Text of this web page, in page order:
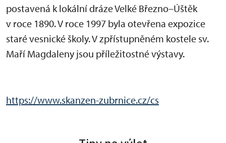
postavená k lokální dráze Velké Březno–Úštěk
v roce 1890. V roce 1997 byla otevřena expozice
staré vesnické školy. V zpřístupněném kostele sv.
Maří Magdaleny jsou příležitostné výstavy.
https://www.skanzen-zubrnice.cz/cs